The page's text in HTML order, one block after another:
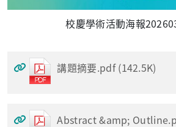
校慶學術活動海報
講題摘要.pdf (142.5K)
Abstract &amp;